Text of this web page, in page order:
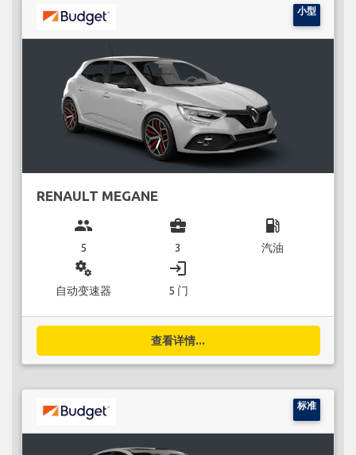
小型
RENAULT MEGANE
group
5
business_center
3
local_gas_station
汽油
miscellaneous_services
自动变速器
login
5 门
查看详情...
标准